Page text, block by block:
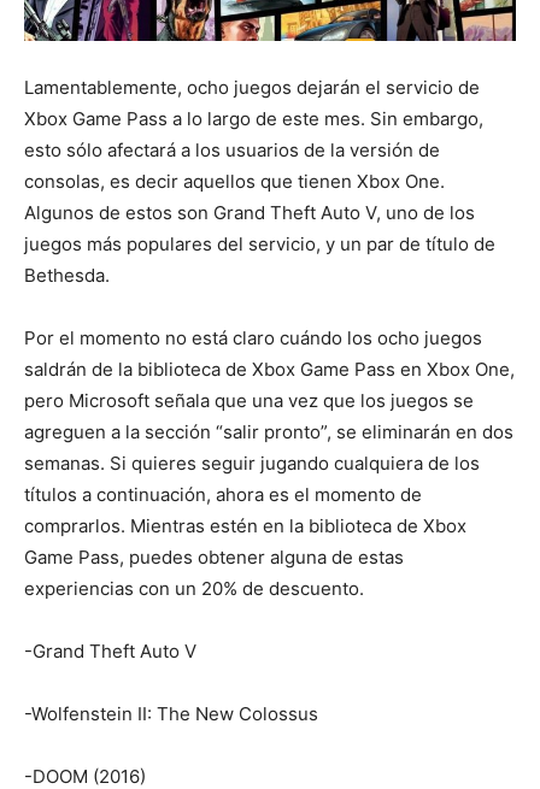
Lamentablemente, ocho juegos dejarán el servicio de
Xbox Game Pass a lo largo de este mes. Sin embargo,
esto sólo afectará a los usuarios de la versión de
consolas, es decir aquellos que tienen Xbox One.
Algunos de estos son Grand Theft Auto V, uno de los
juegos más populares del servicio, y un par de título de
Bethesda.
Por el momento no está claro cuándo los ocho juegos
saldrán de la biblioteca de Xbox Game Pass en Xbox One,
pero Microsoft señala que una vez que los juegos se
agreguen a la sección “salir pronto”, se eliminarán en dos
semanas. Si quieres seguir jugando cualquiera de los
títulos a continuación, ahora es el momento de
comprarlos. Mientras estén en la biblioteca de Xbox
Game Pass, puedes obtener alguna de estas
experiencias con un 20% de descuento.
-Grand Theft Auto V
-Wolfenstein II: The New Colossus
-DOOM (2016)